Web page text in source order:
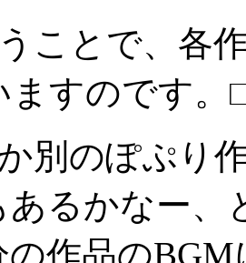
とで、各
ますのです。
別のぽぷり
あるかなー、
の作品の